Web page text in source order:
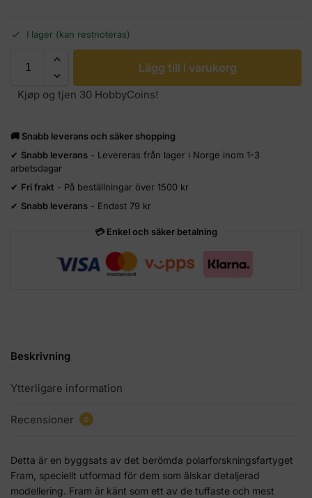
I lager (kan restnoteras)
Lägg till i varukorg
Kjøp og tjen 30 HobbyCoins!
🚚 Snabb leverans och säker shopping
✔ Snabb leverans - Levereras från lager i Norge inom 1-3
arbetsdagar
✔ Fri frakt - På beställningar över 1500 kr
✔ Snabb leverans - Endast 79 kr
💳 Enkel och säker betalning
Beskrivning
Ytterligare information
Recensioner 0
Detta är en byggsats av det berömda polarforskningsfartyget
Fram, speciellt utformad för dem som älskar detaljerad
modellering. Fram är känt som ett av de tuffaste och mest